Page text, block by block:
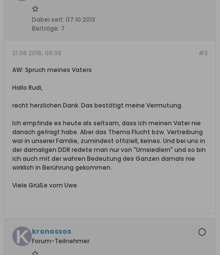
Dabei seit: 07.10.2013
Beiträge: 7
#3
21.06.2016, 09:39
AW: Spruch meines Vaters
Hallo Rudi,
recht herzlichen Dank. Das bestätigt meine Vermutung.
Ich empfinde es heute als seltsam, dass ich meinen Vater nie
danach gefragt habe. Aber das Thema Flucht bzw. Vertreibung
war in unserer Familie, zumindest offiziell, keines. Und bei uns in
der damaligen DDR redete man nur von "Umsiedlern" und so bin
ich auch mit der wahren Bedeutung des Ganzen damals nie
wirklich in Berührung gekommen.
Viele Grüße vom Uwe
kronossos
Forum-Teilnehmer